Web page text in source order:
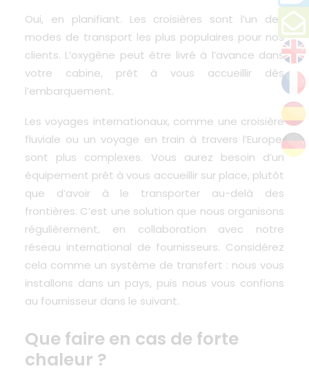
Oui, en planifiant. Les croisières sont l’un des
modes de transport les plus populaires pour nos
clients. L’oxygène peut être livré à l’avance dans
votre cabine, prêt à vous accueillir dès
l’embarquement.
Les voyages internationaux, comme une croisière
fluviale ou un voyage en train à travers l’Europe,
sont plus complexes. Vous aurez besoin d’un
équipement prêt à vous accueillir sur place, plutôt
que d’avoir à le transporter au-delà des
frontières. C’est une solution que nous organisons
régulièrement, en collaboration avec notre
réseau international de fournisseurs. Considérez
cela comme un système de transfert : nous vous
installons dans un pays, puis nous vous confions
au fournisseur dans le suivant.
Que faire en cas de forte
chaleur ?